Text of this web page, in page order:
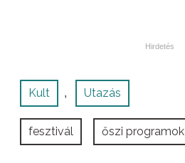
Kult , Utazás
fesztivál őszi programok